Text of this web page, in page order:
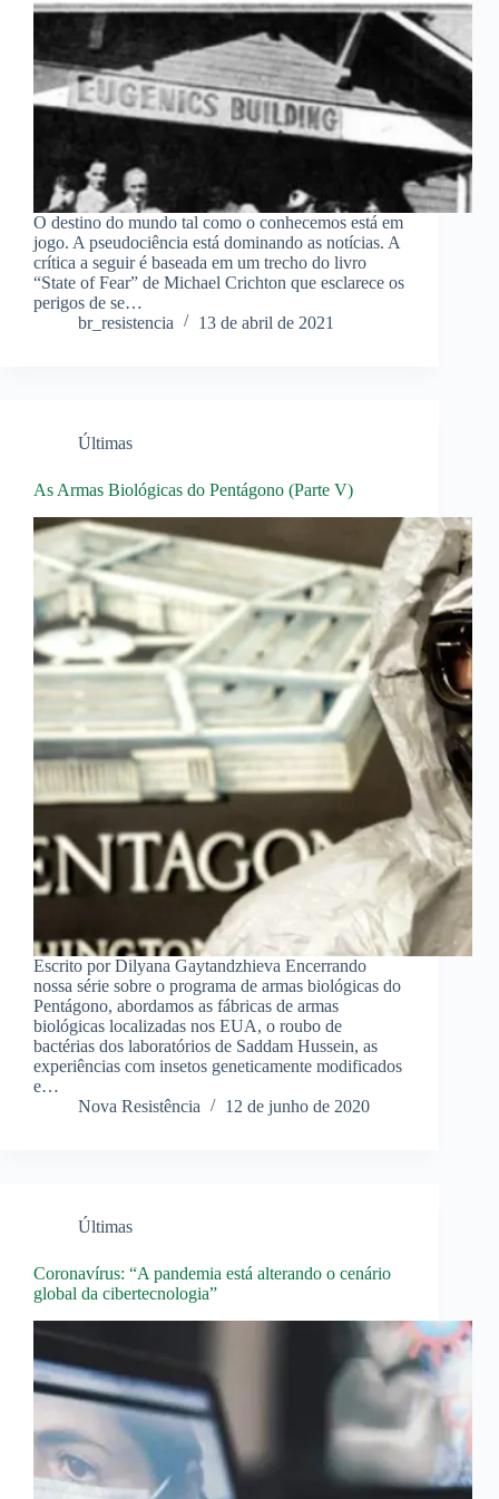
O destino do mundo tal como o conhecemos está em
jogo. A pseudociência está dominando as notícias. A
crítica a seguir é baseada em um trecho do livro
“State of Fear” de Michael Crichton que esclarece os
perigos de se…
br_resistencia
13 de abril de 2021
Últimas
As Armas Biológicas do Pentágono (Parte V)
Escrito por Dilyana Gaytandzhieva Encerrando
nossa série sobre o programa de armas biológicas do
Pentágono, abordamos as fábricas de armas
biológicas localizadas nos EUA, o roubo de
bactérias dos laboratórios de Saddam Hussein, as
experiências com insetos geneticamente modificados
e…
Nova Resistência
12 de junho de 2020
Últimas
Coronavírus: “A pandemia está alterando o cenário
global da cibertecnologia”